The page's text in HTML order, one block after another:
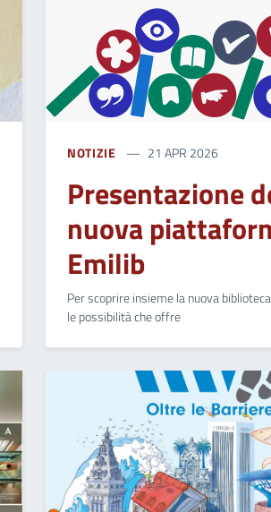
NOTIZIE 21 APR 2026
Presentazione
nuova
Emilib
Per scoprire insieme la nuova
le possibilità che offre